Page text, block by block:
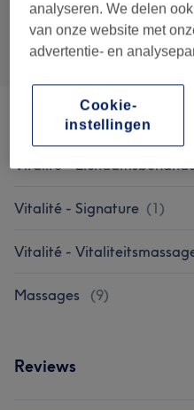
Alle
Afslanken Metabolic
Vitalité -
Vitalité - Signature (1)
Vitalité -
Massages (9)
Reviews
analyseren. We delen
van onze website met
advertentie- en
Cookie-
instellingen